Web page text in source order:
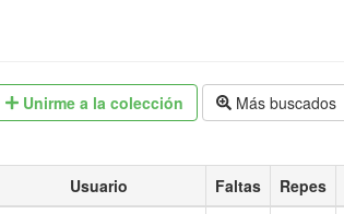
Unirme a la colección Más buscados
Usuario Faltas Repes